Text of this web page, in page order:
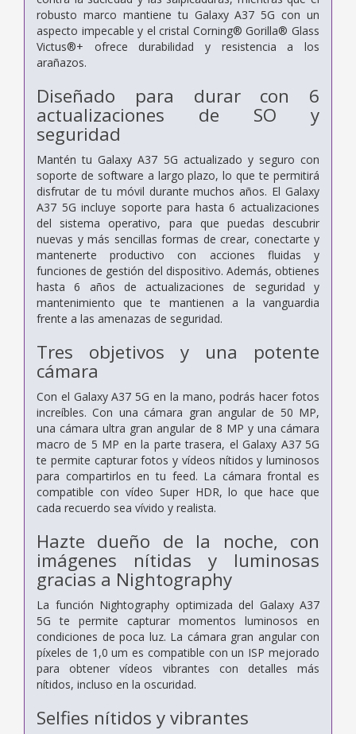
robusto marco mantiene tu Galaxy A37 5G con un
aspecto impecable y el cristal Corning® Gorilla® Glass
Victus®+ ofrece durabilidad y resistencia a los
arañazos.
Diseñado para durar con 6
actualizaciones de SO y
seguridad
Mantén tu Galaxy A37 5G actualizado y seguro con
soporte de software a largo plazo, lo que te permitirá
disfrutar de tu móvil durante muchos años. El Galaxy
A37 5G incluye soporte para hasta 6 actualizaciones
del sistema operativo, para que puedas descubrir
nuevas y más sencillas formas de crear, conectarte y
mantenerte productivo con acciones fluidas y
funciones de gestión del dispositivo. Además, obtienes
hasta 6 años de actualizaciones de seguridad y
mantenimiento que te mantienen a la vanguardia
frente a las amenazas de seguridad.
Tres objetivos y una potente
cámara
Con el Galaxy A37 5G en la mano, podrás hacer fotos
increíbles. Con una cámara gran angular de 50 MP,
una cámara ultra gran angular de 8 MP y una cámara
macro de 5 MP en la parte trasera, el Galaxy A37 5G
te permite capturar fotos y vídeos nítidos y luminosos
para compartirlos en tu feed. La cámara frontal es
compatible con vídeo Super HDR, lo que hace que
cada recuerdo sea vívido y realista.
Hazte dueño de la noche, con
imágenes nítidas y luminosas
gracias a Nightography
La función Nightography optimizada del Galaxy A37
5G te permite capturar momentos luminosos en
condiciones de poca luz. La cámara gran angular con
píxeles de 1,0 um es compatible con un ISP mejorado
para obtener vídeos vibrantes con detalles más
nítidos, incluso en la oscuridad.
Selfies nítidos y vibrantes